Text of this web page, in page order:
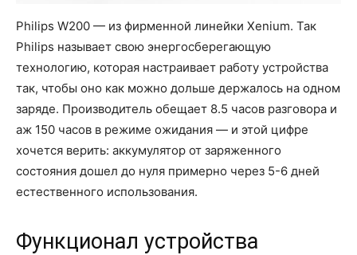
Philips W200 — из фирменной линейки Xenium. Так
Philips называет свою энергосберегающую
технологию, которая настраивает работу устройства
так, чтобы оно как можно дольше держалось на одном
заряде. Производитель обещает 8.5 часов разговора и
аж 150 часов в режиме ожидания — и этой цифре
хочется верить: аккумулятор от заряженного
состояния дошел до нуля примерно через 5-6 дней
естественного использования.
Функционал устройства